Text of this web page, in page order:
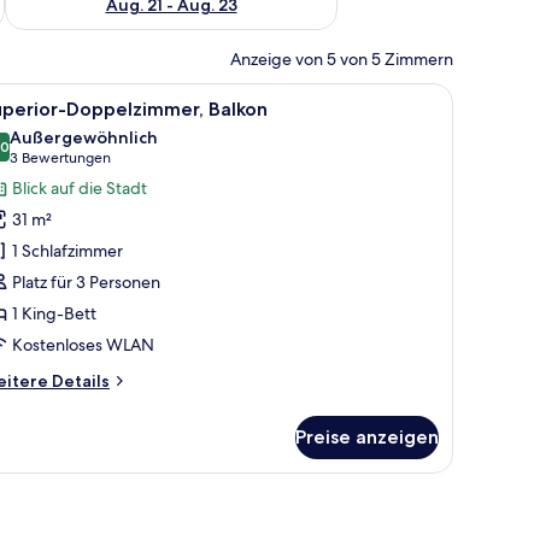
Aug. 21 - Aug. 23
Anzeige von 5 von 5 Zimmern
Bett, einem Nachttisch und einer festen Kopfteil.
Ein modernes Hotelzimmer mit einem
4 Doppelzimmer, Balkon
von 10
Außergewöhnlich
3 Bewertungen
(3
Bewertungen)
Blick auf die Stadt
31 m²
1 Schlafzimmer
Platz für 3 Personen
1 King-Bett
Kostenloses WLAN
Details
Preise anzeigen
einem gelben Sessel, einem kleinen runden Tisch mit zwei Weingläsern